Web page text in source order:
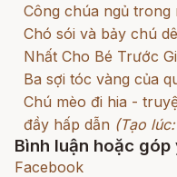
Công chúa ngủ trong
Chó sói và bảy chú
Nhất Cho Bé Trước
Ba sợi tóc vàng của
Chú mèo đi hia -
đầy hấp dẫn (Tạo
Bình luận hoặc
Facebook